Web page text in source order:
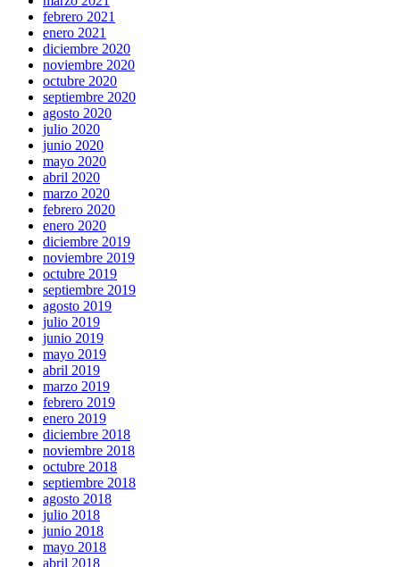
febrero 2021
enero 2021
diciembre 2020
noviembre 2020
octubre 2020
septiembre 2020
agosto 2020
julio 2020
junio 2020
mayo 2020
abril 2020
marzo 2020
febrero 2020
enero 2020
diciembre 2019
noviembre 2019
octubre 2019
septiembre 2019
agosto 2019
julio 2019
junio 2019
mayo 2019
abril 2019
marzo 2019
febrero 2019
enero 2019
diciembre 2018
noviembre 2018
octubre 2018
septiembre 2018
agosto 2018
julio 2018
junio 2018
mayo 2018
abril 2018